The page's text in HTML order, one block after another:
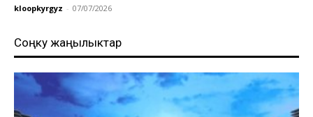
kloopkyrgyz - 07/07/2026
Соңку жаңылыктар